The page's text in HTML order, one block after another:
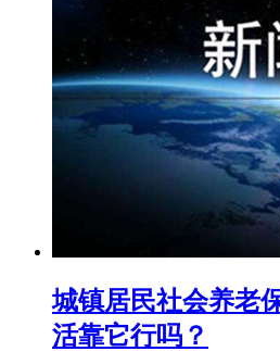
城镇居民社会养老
活靠它行吗？